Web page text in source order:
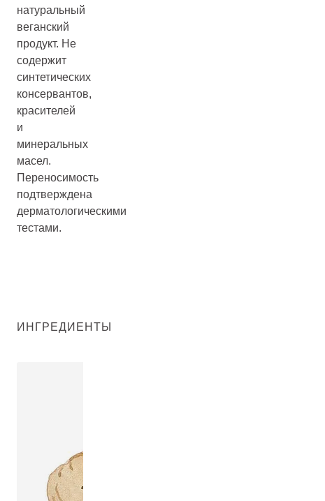
натуральный
веганский
продукт. Не
содержит
синтетических
консервантов,
красителей
и
минеральных
масел.
Переносимость
подтверждена
дерматологическими
тестами.
ИНГРЕДИЕНТЫ